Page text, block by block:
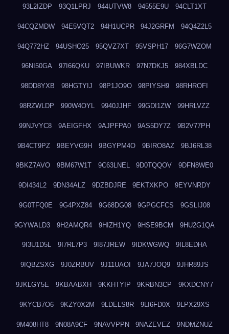
93L2IZDP 93Q1LPRJ 944UTVW8 94555E9U 94CLT1XT
94CQZMDW 94E5VQT2 94H1UCPR 94J2GRFM 94Q4Z2L5
94Q772HZ 94USHO25 95QVZ7XT 95VSPH17 96G7WZOM
96NI50GA 97I66QKU 97IBUWKR 97N7DKJ5 984XBLDC
98DD8YXB 98HGTYIJ 98P1JO9O 98PIYSH9 98RHROFI
98RZWLDP 990W4OYL 9940JJHF 99GDI1ZW 99HRLVZZ
99NJVYC8 9AEIGFHX 9AJPFPA0 9AS5DY7Z 9B2V77PH
9B4CT9PZ 9BEYVG9H 9BGYPM4O 9BIRO8AZ 9BJ6RL38
9BKZ7AVO 9BM67W1T 9C63LNEL 9D0TQQOV 9DFN8WE0
9DI434L2 9DN34ALZ 9DZBDJRE 9EKTXKPO 9EYVNRDY
9G0TFQ0E 9G4PXZ84 9G68DG08 9GPGCFCS 9GSLIJ08
9GYWALD3 9H2AMQR4 9HIZH1YQ 9HSE9BCM 9HU2G1QA
9I3U1D5L 9I7RL7P3 9I87JREW 9IDKWGWQ 9IL8EDHA
9IQBZSXG 9J0ZRBUV 9J11UAOI 9JA7JOQ9 9JHR89JS
9JKLGY5E 9KBAABXH 9KKHTYIP 9KRBN3CP 9KXDCNY7
9KYCB7O6 9KZY0X2M 9LDELS8R 9LI6FD0X 9LPX29XS
9M408HT8 9N08A9CF 9NAVVPPN 9NAZEVEZ 9NDMZNUZ